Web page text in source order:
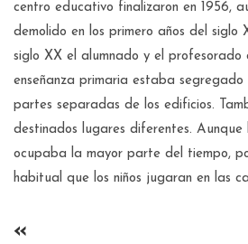
centro educativo finalizaron en 1956,
demolido en los primero años del siglo
siglo XX el alumnado y el profesorado
enseñanza primaria estaba segregado
partes separadas de los edificios.
destinados lugares diferentes.
ocupaba la mayor parte del tiempo,
habitual que los niños jugaran en las
«